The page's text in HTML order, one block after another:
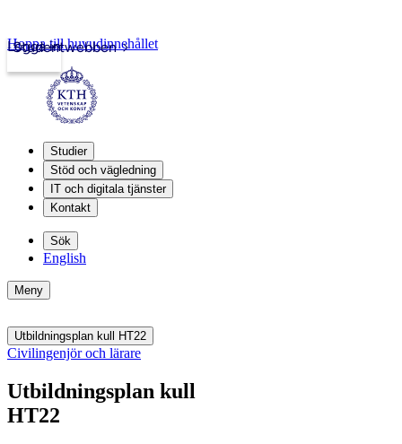
Studentwebben
Logga in
Hoppa till huvudinnehållet
Studier
Stöd och vägledning
IT och digitala tjänster
Kontakt
Sök
English
Meny
Utbildningsplan kull HT22
Civilingenjör och lärare
Utbildningsplan kull
HT22